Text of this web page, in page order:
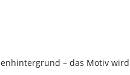
– das Motiv